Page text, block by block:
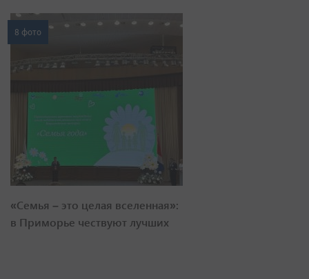
8 фото
«Семья – это целая вселенная»:
в Приморье чествуют лучших